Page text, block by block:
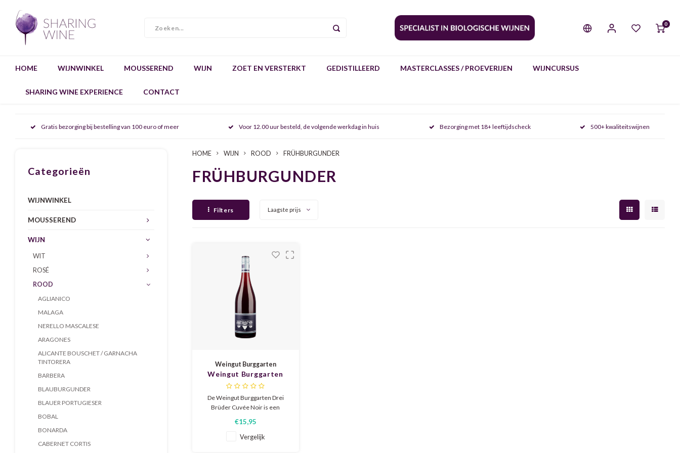
0
HOME WIJNWINKEL MOUSSEREND WIJN ZOET EN VERSTERKT GEDISTILLEERD MASTERCLASSES / PROEVERIJEN WIJNCURSUS
SHARING WINE EXPERIENCE CONTACT
Gratis bezorging bij bestelling van 100 euro of meer Voor 12.00 uur besteld, de volgende werkdag in huis Bezorging met 18+ leeftijdscheck 500+ kwaliteitswijnen
Categorieën
WIJNWINKEL
MOUSSEREND
WIJN
WIT
ROSÉ
ROOD
AGLIANICO
MALAGA
NERELLO MASCALESE
ARAGONES
ALICANTE BOUSCHET / GARNACHA
TINTORERA
BARBERA
BLAUBURGUNDER
BLAUER PORTUGIESER
BOBAL
BONARDA
CABERNET CORTIS
HOME WIJN ROOD FRÜHBURGUNDER
FRÜHBURGUNDER
Filters Laagste prijs
Weingut Burggarten
Weingut Burggarten
Drei Brüder Cuvee Noir
2022
De Weingut Burggarten Drei
Brüder Cuvée Noir is een
met kers, cassis en lichte
kruiden. Zacht en rond, met
€15,95
Vergelijk